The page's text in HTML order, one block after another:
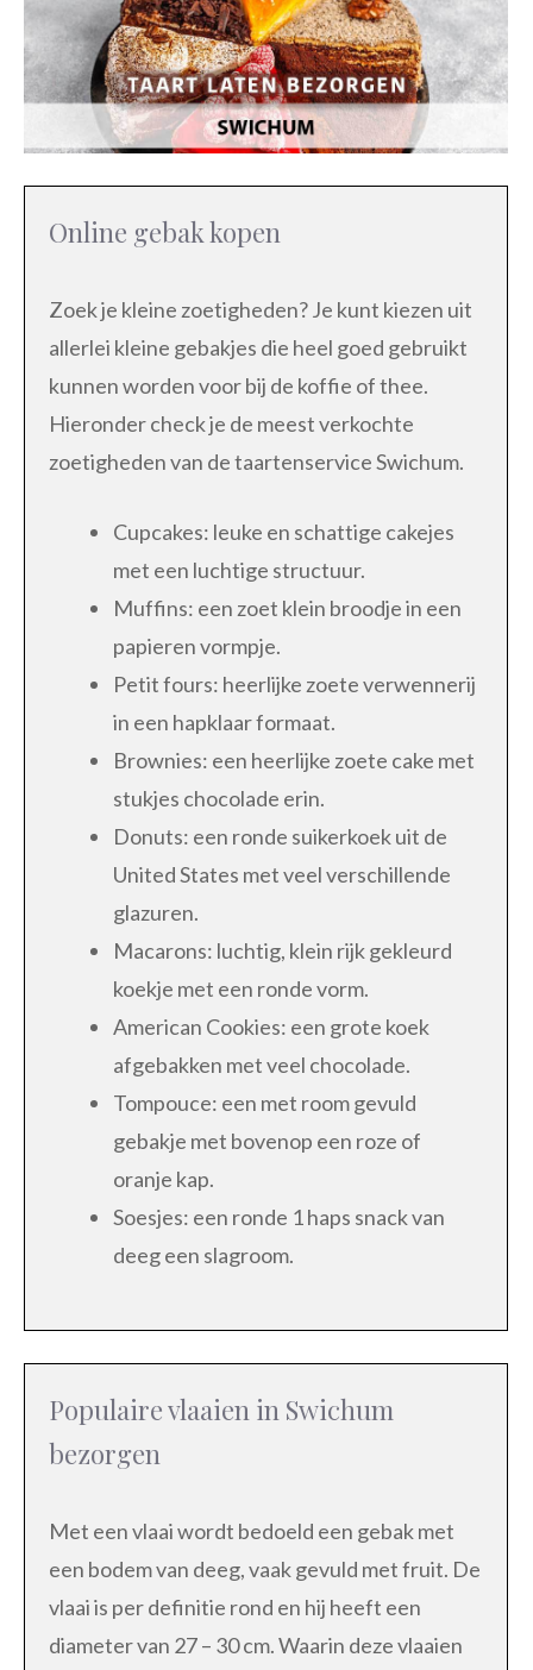
Online gebak kopen
Zoek je kleine zoetigheden? Je kunt kiezen uit
allerlei kleine gebakjes die heel goed gebruikt
kunnen worden voor bij de koffie of thee.
Hieronder check je de meest verkochte
zoetigheden van de taartenservice Swichum.
Cupcakes: leuke en schattige cakejes
met een luchtige structuur.
Muffins: een zoet klein broodje in een
papieren vormpje.
Petit fours: heerlijke zoete verwennerij
in een hapklaar formaat.
Brownies: een heerlijke zoete cake met
stukjes chocolade erin.
Donuts: een ronde suikerkoek uit de
United States met veel verschillende
glazuren.
Macarons: luchtig, klein rijk gekleurd
koekje met een ronde vorm.
American Cookies: een grote koek
afgebakken met veel chocolade.
Tompouce: een met room gevuld
gebakje met bovenop een roze of
oranje kap.
Soesjes: een ronde 1 haps snack van
deeg een slagroom.
Populaire vlaaien in Swichum
bezorgen
Met een vlaai wordt bedoeld een gebak met
een bodem van deeg, vaak gevuld met fruit. De
vlaai is per definitie rond en hij heeft een
diameter van 27 – 30 cm. Waarin deze vlaaien